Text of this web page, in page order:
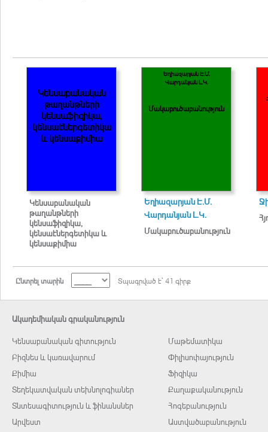
Կենսաբանական
թաղանթների
կենսաֆիզիկա,
կենսաէներգետիկա
և կենսաքիմիա
Կենսաբանական
թաղանթների
կենսաֆիզիկա,
կենսաէներգետիկա և
կենսաքիմիա
Եղիազարյան Է.Մ.
Վարդանյան Լ.Կ.
Մակաբուծաբանություն
Եղիազարյան Է.Մ.
Վարդանյան Լ.Կ.
Մակաբուծաբանություն
Ընտրել տարին Տպագրված է` 41 գիրք
Ակադեմիական գրականություն
Կենսաբանական գիտություն
Բիզնես և կառավարում
Քիմիա
Տեղեկատվական տեխնոլոգիաներ
Տնտեսագիտություն և ֆինանսներ
Արվեստ
Մաթեմատիկա
Փիլիսոփայություն
Ֆիզիկա
Քաղաքականություն
Հոգեբանություն
Աստվածաբանություն